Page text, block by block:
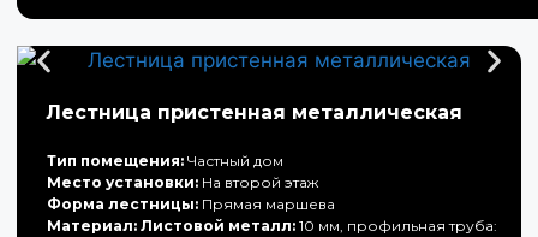
Лестница пристенная металлическая
Тип помещения: Частный дом
Место установки: На второй этаж
Форма лестницы: Прямая маршева
Материал: Листовой металл: 10 мм, профильная труба: